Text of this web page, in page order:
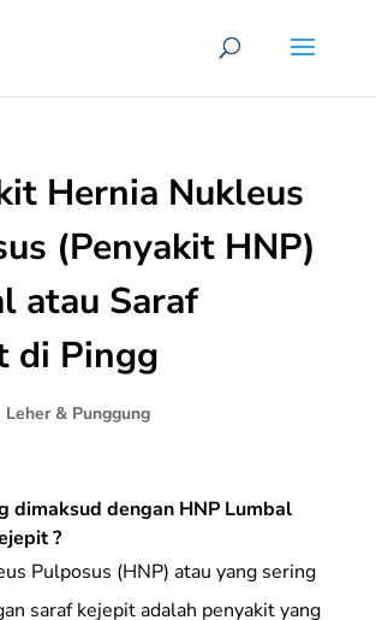
Hernia Nukleus
(Penyakit HNP)
atau Saraf
di Pingg
Leher & Punggung
dimaksud dengan HNP Lumbal
?
Pulposus (HNP) atau yang sering
saraf kejepit adalah penyakit yang